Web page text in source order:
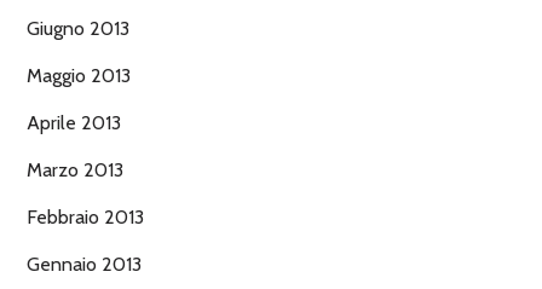
Giugno 2013
Maggio 2013
Aprile 2013
Marzo 2013
Febbraio 2013
Gennaio 2013